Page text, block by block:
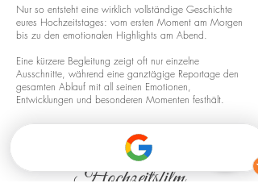
Nur so entsteht eine wirklich vollständige Geschichte
eures Hochzeitstages: vom ersten Moment am Morgen
bis zu den emotionalen Highlights am Abend.
Eine kürzere Begleitung zeigt oft nur einzelne
Ausschnitte, während eine ganztägige Reportage den
gesamten Ablauf mit all seinen Emotionen,
Entwicklungen und besonderen Momenten festhält.
Drohnenaufnahmen für euren